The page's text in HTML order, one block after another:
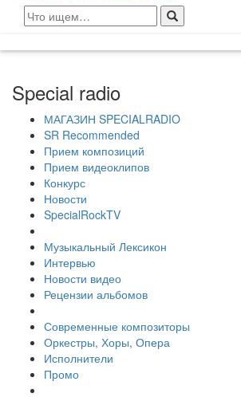
Search
for:
Special radio
МАГАЗИН SPECIALRADIO
SR Recommended
Прием композиций
Прием видеоклипов
Конкурс
Новости
SpecialRockTV
Музыкальный Лексикон
Интервью
Новости видео
Рецензии альбомов
Современные композиторы
Оркестры, Хоры, Опера
Исполнители
Промо